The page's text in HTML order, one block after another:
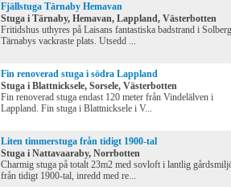
Fjällstuga Tärnaby Hemavan
Stuga i Tärnaby, Hemavan, Lappland, Västerbotten
Fritidshus uthyres på Laisans fantastiska badstrand i
Tärnabys vackraste plats. Utsedd ...
Fin renoverad stuga i södra Lappland
Stuga i Blattnicksele, Sorsele, Västerbotten
Fin renoverad stuga endast 120 meter från Vindelälven i
Lappland. Fin stuga i Blattnicksele i V...
Liten timmerstuga från tidigt 1900-tal
Stuga i Nattavaaraby, Norrbotten
Charmig stuga på totalt 23m2 med sovloft i lantlig
från tidigt 1900-tal, inredd med re...